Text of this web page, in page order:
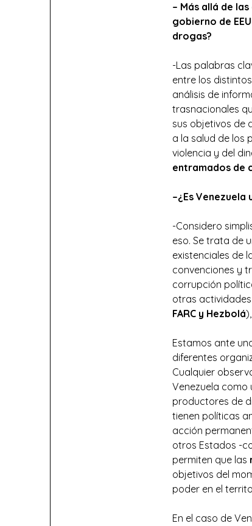
– Más allá de
gobierno de
drogas?
-Las palabras
entre los
análisis de
trasnacionales
sus objetivos de
a la salud de los
violencia y del
entramados de
–¿Es Venezuela
-Considero
eso. Se trata de
existenciales de
convenciones y
corrupción
otras
FARC y Hezbolá
Estamos ante
diferentes
Cualquier
Venezuela como
productores de
tienen políticas
acción
otros Estados -
permiten que las
objetivos del
poder en el
En el caso de